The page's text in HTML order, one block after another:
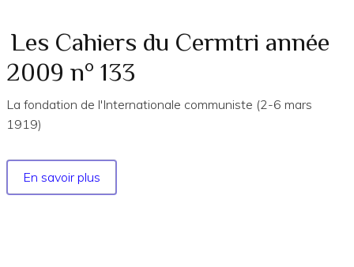
année
1998
n°
Les Cahiers du Cermtri année
2009 n° 133
La fondation de l'Internationale communiste (2-6 mars
1919)
En savoir plus
Les